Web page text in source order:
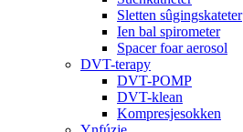
Sletten sûgingskateter
Ien bal spirometer
Spacer foar aerosol
DVT-terapy
DVT-POMP
DVT-klean
Kompresjesokken